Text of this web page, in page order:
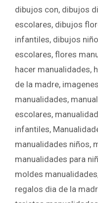
dibujos con, dibujos
escolares, dibujos
infantiles, dibujos
escolares, flores
hacer manualidades,
de la madre,
manualidades,
escolares,
infantiles,
manualidades niños,
manualidades para
moldes manualidades
regalos dia de la